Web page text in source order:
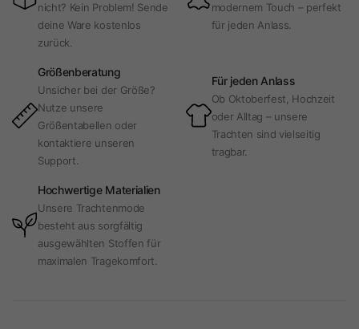
nicht? Kein Problem! Sende
deine Ware kostenlos
zurück.
modernem Touch – perfekt
für jeden Anlass.
Größenberatung
Unsicher bei der Größe?
Nutze unsere
Größentabellen oder
kontaktiere unseren
Support.
Für jeden Anlass
Ob Oktoberfest, Hochzeit
oder Alltag – unsere
Trachten sind vielseitig
tragbar.
Hochwertige Materialien
Unsere Trachtenmode
besteht aus sorgfältig
ausgewählten Stoffen für
maximalen Tragekomfort.